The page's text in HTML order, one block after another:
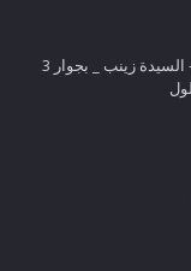
3 شارع النجار - متفرع من شارع جامع الاسماعيلي - السيدة زينب _ بجوار